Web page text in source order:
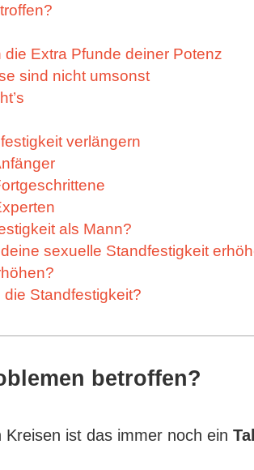
Extra Pfunde deiner Potenz
sind nicht umsonst
verlängern
als Mann?
sexuelle Standfestigkeit
Standfestigkeit?
betroffen?
ist das immer noch ein